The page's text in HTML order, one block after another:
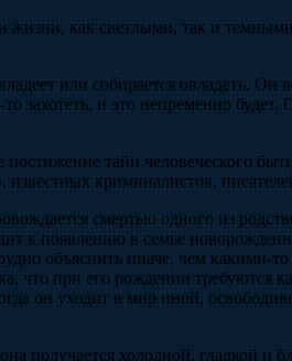
как светлыми, так и
или собирается овладеть. Он
захотеть, и это непременно
тайн человеческого
криминалистов,
смертью одного из
к появлению в семье
объяснить иначе, чем какими-
что при его рождении требуются
он уходит в мир иной,
получается холодной, гладкой и